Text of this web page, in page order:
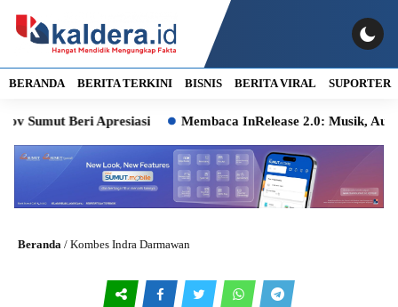
BERANDA BERITA TERKINI BISNIS BERITA VIRAL SUPORTER
Sumut Beri Apresiasi Membaca InRelease 2.0: Musik,
Beranda / Kombes Indra Darmawan